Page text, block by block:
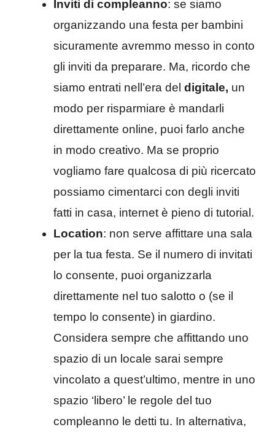
Inviti di compleanno: se siamo
organizzando una festa per bambini
sicuramente avremmo messo in conto
gli inviti da preparare. Ma, ricordo che
siamo entrati nell’era del digitale, un
modo per risparmiare è mandarli
direttamente online, puoi farlo anche
in modo creativo. Ma se proprio
vogliamo fare qualcosa di più ricercato
possiamo cimentarci con degli inviti
fatti in casa, internet è pieno di tutorial.
Location: non serve affittare una sala
per la tua festa. Se il numero di invitati
lo consente, puoi organizzarla
direttamente nel tuo salotto o (se il
tempo lo consente) in giardino.
Considera sempre che affittando uno
spazio di un locale sarai sempre
vincolato a quest’ultimo, mentre in uno
spazio ‘libero’ le regole del tuo
compleanno le detti tu. In alternativa,